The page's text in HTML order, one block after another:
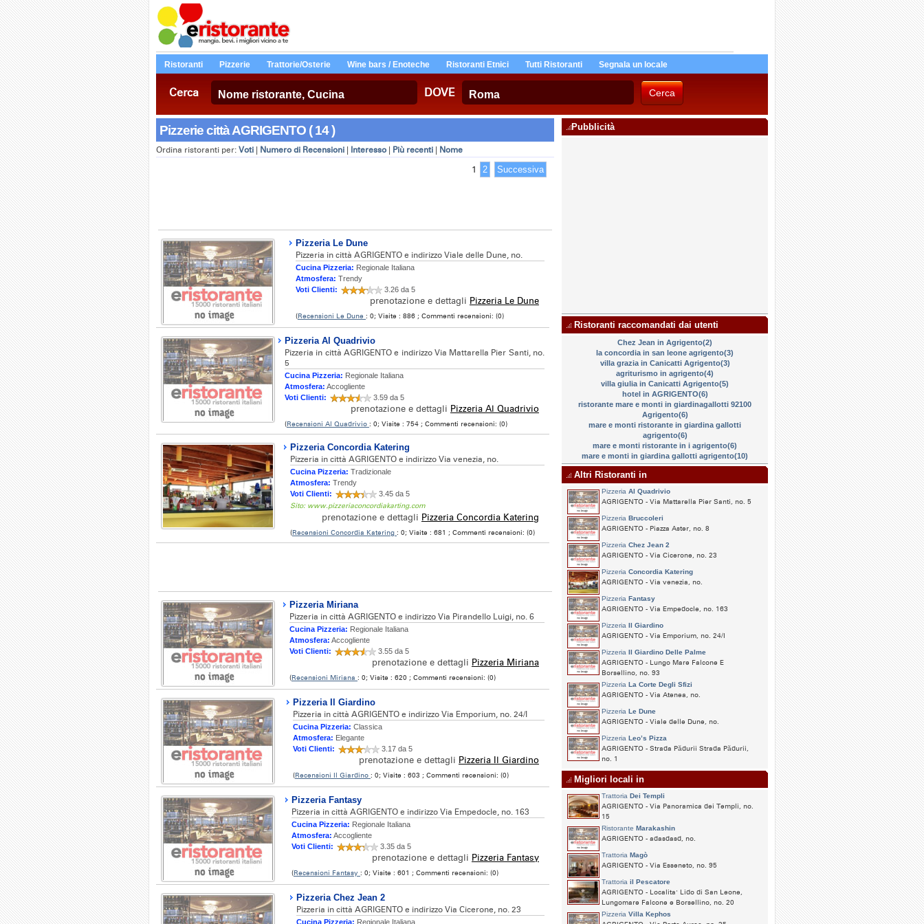
Ristoranti Pizzerie Trattorie/Osterie Wine bars / Enoteche Ristoranti Etnici Tutti Ristoranti Segnala un locale
Cerca DOVE
Pizzerie città AGRIGENTO ( 14 )
Ordina ristoranti per: Voti Numero di Recensioni Interesso Più recenti Nome
1 2 Successiva
Pizzeria Le Dune
Pizzeria in città AGRIGENTO e indirizzo Viale delle Dune, no.
Cucina Pizzeria: Regionale Italiana
Atmosfera: Trendy
Voti Clienti:
3.26 da 5
prenotazione e dettagli Pizzeria Le Dune
(Recensioni Le Dune : 0; Visite : 886 ; Commenti recensioni: (0)
Pizzeria Al Quadrivio
Pizzeria in città AGRIGENTO e indirizzo Via Mattarella Pier Santi, no.
5
Cucina Pizzeria: Regionale Italiana
Atmosfera: Accogliente
Voti Clienti:
3.59 da 5
prenotazione e dettagli Pizzeria Al Quadrivio
(Recensioni Al Quadrivio : 0; Visite : 754 ; Commenti recensioni: (0)
Pizzeria Concordia Katering
Pizzeria in città AGRIGENTO e indirizzo Via venezia, no.
Cucina Pizzeria: Tradizionale
Atmosfera: Trendy
Voti Clienti:
3.45 da 5
Sito: www.pizzeriaconcordiakarting.com
prenotazione e dettagli Pizzeria Concordia Katering
(Recensioni Concordia Katering : 0; Visite : 681 ; Commenti recensioni: (0)
Pizzeria Miriana
Pizzeria in città AGRIGENTO e indirizzo Via Pirandello Luigi, no. 6
Cucina Pizzeria: Regionale Italiana
Atmosfera: Accogliente
Voti Clienti:
3.55 da 5
prenotazione e dettagli Pizzeria Miriana
(Recensioni Miriana : 0; Visite : 620 ; Commenti recensioni: (0)
Pizzeria Il Giardino
Pizzeria in città AGRIGENTO e indirizzo Via Emporium, no. 24/I
Cucina Pizzeria: Classica
Atmosfera: Elegante
Voti Clienti:
3.17 da 5
prenotazione e dettagli Pizzeria Il Giardino
(Recensioni Il Giardino : 0; Visite : 603 ; Commenti recensioni: (0)
Pizzeria Fantasy
Pizzeria in città AGRIGENTO e indirizzo Via Empedocle, no. 163
Cucina Pizzeria: Regionale Italiana
Atmosfera: Accogliente
Voti Clienti:
3.35 da 5
prenotazione e dettagli Pizzeria Fantasy
(Recensioni Fantasy : 0; Visite : 601 ; Commenti recensioni: (0)
Pizzeria Chez Jean 2
Pizzeria in città AGRIGENTO e indirizzo Via Cicerone, no. 23
Cucina Pizzeria: Regionale Italiana
Pubblicità
Ristoranti raccomandati dai utenti
Chez Jean in Agrigento(2)
la concordia in san leone agrigento(3)
villa grazia in Canicatti Agrigento(3)
agriturismo in agrigento(4)
villa giulia in Canicatti Agrigento(5)
hotel in AGRIGENTO(6)
ristorante mare e monti in giardinagallotti 92100
Agrigento(6)
mare e monti ristorante in giardina gallotti
agrigento(6)
mare e monti ristorante in i agrigento(6)
mare e monti in giardina gallotti agrigento(10)
Altri Ristoranti in
Pizzeria Al Quadrivio
AGRIGENTO - Via Mattarella Pier Santi, no. 5
Pizzeria Bruccoleri
AGRIGENTO - Piazza Aster, no. 8
Pizzeria Chez Jean 2
AGRIGENTO - Via Cicerone, no. 23
Pizzeria Concordia Katering
AGRIGENTO - Via venezia, no.
Pizzeria Fantasy
AGRIGENTO - Via Empedocle, no. 163
Pizzeria Il Giardino
AGRIGENTO - Via Emporium, no. 24/I
Pizzeria Il Giardino Delle Palme
AGRIGENTO - Lungo Mare Falcone E
Borsellino, no. 93
Pizzeria La Corte Degli Sfizi
AGRIGENTO - Via Atenea, no.
Pizzeria Le Dune
AGRIGENTO - Viale delle Dune, no.
Pizzeria Leo’s Pizza
AGRIGENTO - Strada Pădurii Strada Pădurii,
no. 1
Migliori locali in
Trattoria Dei Templi
AGRIGENTO - Via Panoramica dei Templi, no.
15
Ristorante Marakashin
AGRIGENTO - adasdasd, no.
Trattoria Magò
AGRIGENTO - Via Esseneto, no. 95
Trattoria il Pescatore
AGRIGENTO - Localita' Lido di San Leone,
Lungomare Falcone e Borsellino, no. 20
Pizzeria Villa Kephos